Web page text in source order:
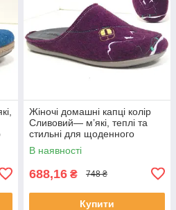
Жіночі домашні капці колір
Сливовий— м’які, теплі та
стильні для щоденного
комфорту
В наявності
688,16 ₴ 748 ₴
Купити